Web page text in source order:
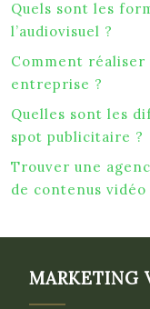
Quels sont les
l’audiovisuel ?
Comment réaliser
entreprise ?
Quelles sont les
spot publicitaire ?
Trouver une
de contenus vidéo
MARKETING